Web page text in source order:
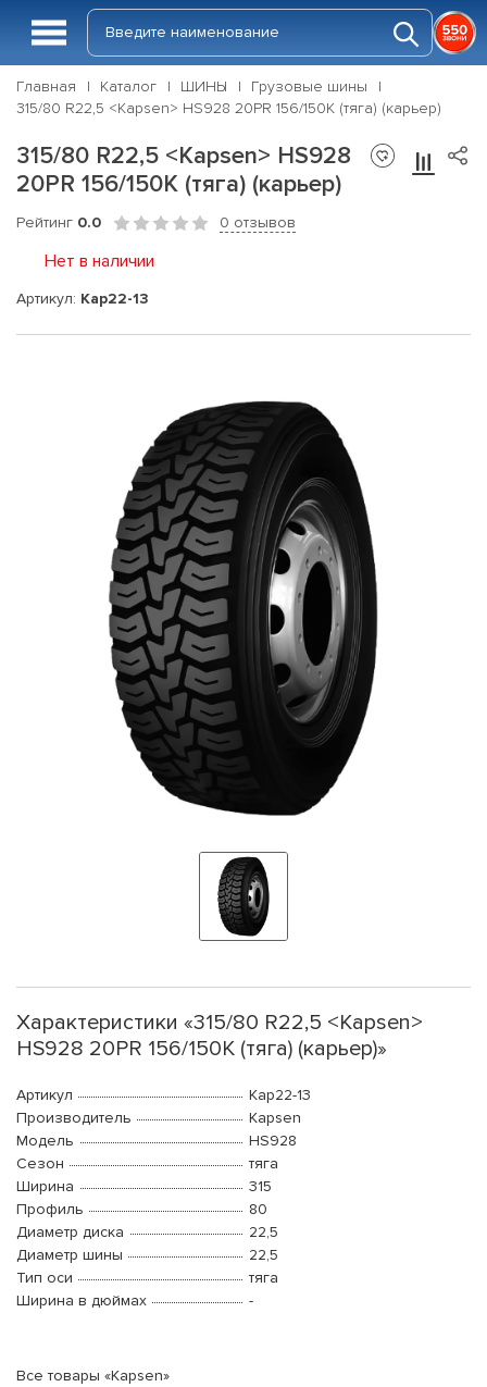
Главная Каталог ШИНЫ
Грузовые шины
315/80 R22,5 <Kapsen> HS928 20PR 156/150K (тяга) (карьер)
315/80 R22,5 <Kapsen> HS928
20PR 156/150K (тяга) (карьер)
Рейтинг 0.0 0 отзывов
Нет в наличии
Артикул: Kap22-13
Характеристики «315/80 R22,5 <Kapsen>
HS928 20PR 156/150K (тяга) (карьер)»
Артикул
Kap22-13
Производитель
Kapsen
Модель
HS928
Сезон
тяга
Ширина
315
Профиль
80
Диаметр диска
22,5
Диаметр шины
22,5
Тип оси
тяга
Ширина в дюймах
-
Все товары «Kapsen»